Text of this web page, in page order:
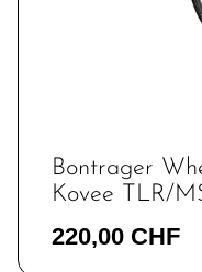
Bontrager
Kovee TLR/
220,00 CHF